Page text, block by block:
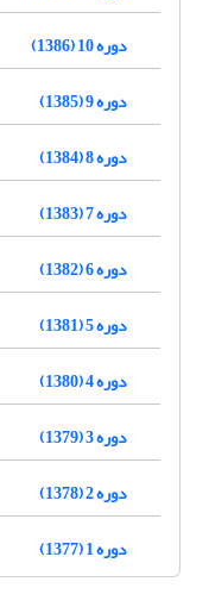
دوره 10 (1386)
دوره 9 (1385)
دوره 8 (1384)
دوره 7 (1383)
دوره 6 (1382)
دوره 5 (1381)
دوره 4 (1380)
دوره 3 (1379)
دوره 2 (1378)
دوره 1 (1377)